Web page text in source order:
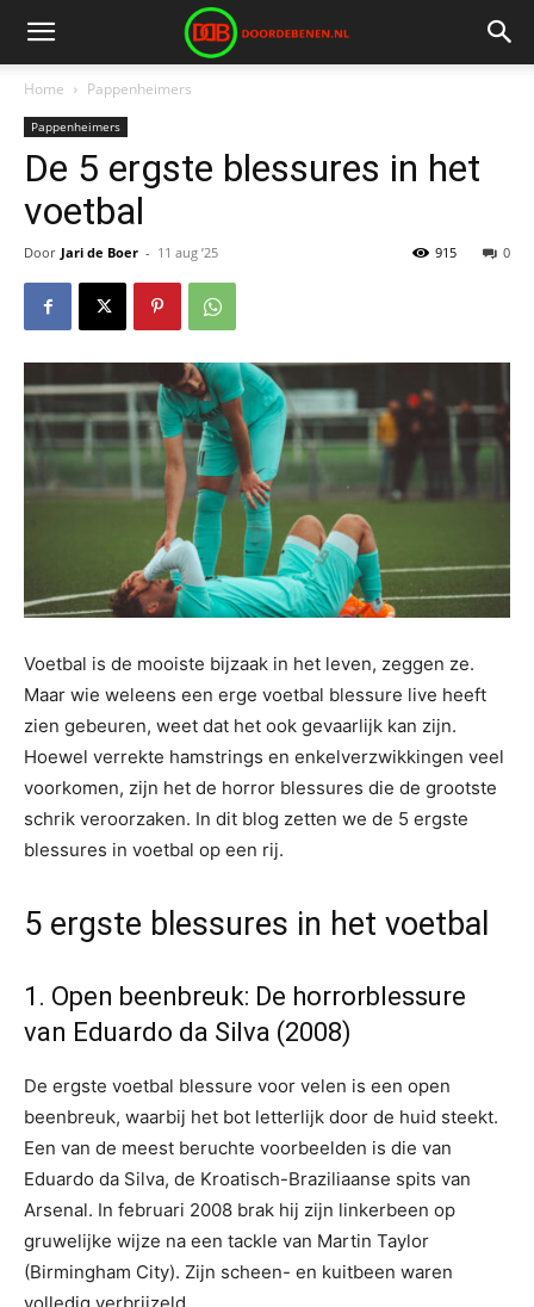
Home Pappenheimers
Pappenheimers
De 5 ergste blessures in het
voetbal
Door Jari de Boer - 11 aug ’25 0
915
Voetbal is de mooiste bijzaak in het leven, zeggen ze.
Maar wie weleens een erge voetbal blessure live heeft
zien gebeuren, weet dat het ook gevaarlijk kan zijn.
Hoewel verrekte hamstrings en enkelverzwikkingen veel
voorkomen, zijn het de horror blessures die de grootste
schrik veroorzaken. In dit blog zetten we de 5 ergste
blessures in voetbal op een rij.
5 ergste blessures in het voetbal
1. Open beenbreuk: De horrorblessure
van Eduardo da Silva (2008)
De ergste voetbal blessure voor velen is een open
beenbreuk, waarbij het bot letterlijk door de huid steekt.
Een van de meest beruchte voorbeelden is die van
Eduardo da Silva, de Kroatisch-Braziliaanse spits van
Arsenal. In februari 2008 brak hij zijn linkerbeen op
gruwelijke wijze na een tackle van Martin Taylor
(Birmingham City). Zijn scheen- en kuitbeen waren